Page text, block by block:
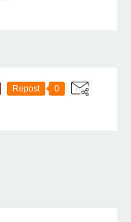
Repost 0